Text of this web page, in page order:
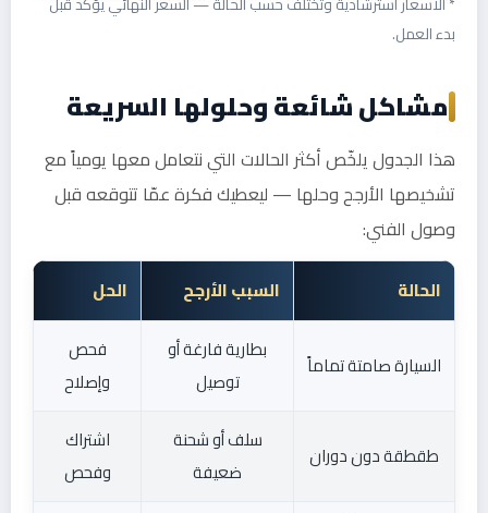
بدء العمل.
مشاكل شائعة وحلولها السريعة
هذا الجدول يلخّص أكثر الحالات التي نتعامل معها يومياً مع
تشخيصها الأرجح وحلها — ليعطيك فكرة عمّا تتوقعه قبل
وصول الفني:
الحالة السبب الأرجح الحل
السيارة صامتة تماماً
بطارية فارغة أو
توصيل
فحص
وإصلاح
طقطقة دون دوران
سلف أو شحنة
ضعيفة
اشتراك
وفحص